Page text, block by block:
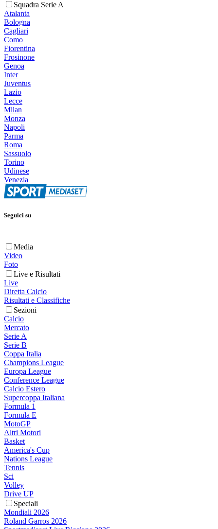
Squadra Serie A
Atalanta
Bologna
Cagliari
Como
Fiorentina
Frosinone
Genoa
Inter
Juventus
Lazio
Lecce
Milan
Monza
Napoli
Parma
Roma
Sassuolo
Torino
Udinese
Venezia
Seguici su
Media
Video
Foto
Live e Risultati
Live
Diretta Calcio
Risultati e Classifiche
Sezioni
Calcio
Mercato
Serie A
Serie B
Coppa Italia
Champions League
Europa League
Conference League
Calcio Estero
Supercoppa Italiana
Formula 1
Formula E
MotoGP
Altri Motori
Basket
America's Cup
Nations League
Tennis
Sci
Volley
Drive UP
Speciali
Mondiali 2026
Roland Garros 2026